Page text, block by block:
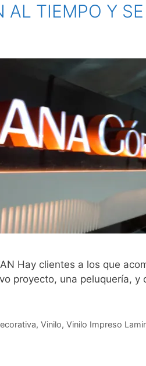
TIEMPO Y
Hay clientes a los que
proyecto, una peluquería,
, Vinilo, Vinilo Impreso